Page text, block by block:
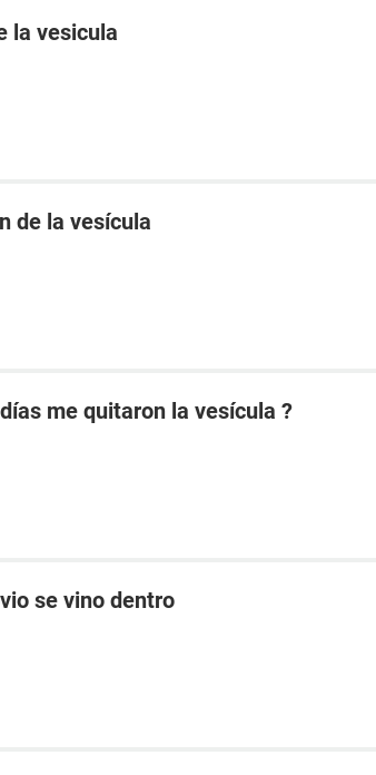
la vesicula
de la vesícula
me quitaron la vesícula ?
se vino dentro